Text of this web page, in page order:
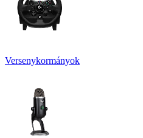
Versenykormányok